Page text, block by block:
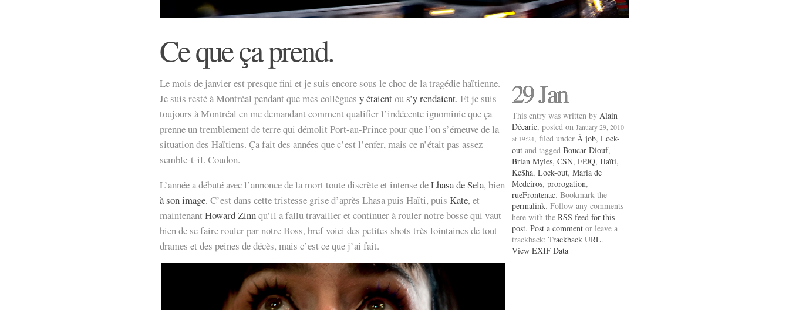
Ce que ça prend.
Le mois de janvier est presque fini et je suis encore sous le choc de la tragédie haïtienne.
Je suis resté à Montréal pendant que mes collègues y étaientous’y rendaient. Et je suis
toujours à Montréal en me demandant comment qualifier l’indécente ignominie que ça
prenne un tremblement de terre qui démolit Port-au-Prince pour que l’on s’émeuve de la
situation des Haïtiens. Ça fait des années que c’est l’enfer, mais ce n’était pas assez
semble-t-il. Coudon.
L’année a débuté avec l’annonce de la mort toute discrète et intense deLhasa de Sela, bien
à son image. C’est dans cette tristesse grise d’après Lhasa puis Haïti, puis Kate, et
maintenant Howard Zinnqu’il a fallu travailler et continuer à rouler notre bosse qui vaut
bien de se faire rouler par notre Boss, bref voici des petites shots très lointaines de tout
drames et des peines de décès, mais c’est ce que j’ai fait.
29 Jan
This entry was written by Alain
Décarie, posted on January 29, 2010
at 19:24, filed under À job, Lock-
out and tagged Boucar Diouf,
Brian Myles, CSN, FPJQ, Haïti,
Ke$ha, Lock-out, Maria de
Medeiros, prorogation,
rueFrontenac. Bookmark the
permalink. Follow any comments
here with the RSS feed for this
post. Post a comment or leave a
trackback: Trackback URL.
View EXIF Data